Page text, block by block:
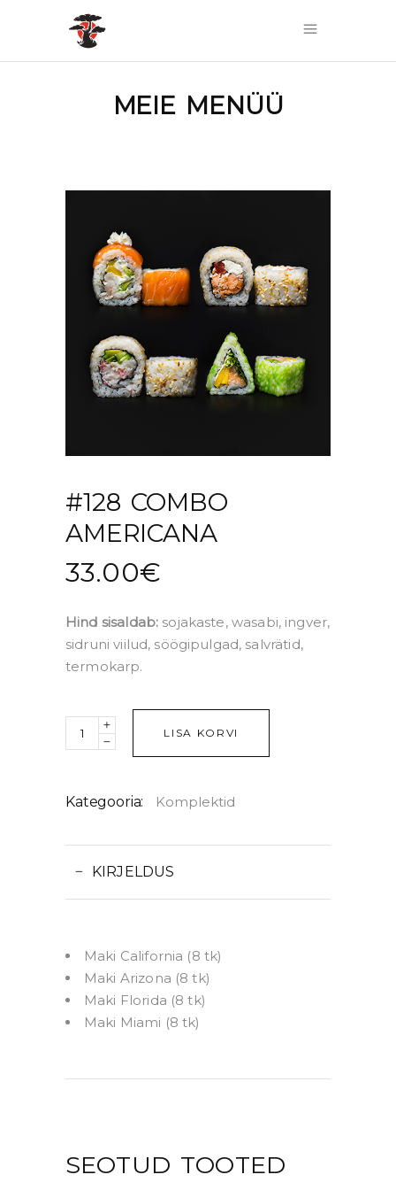
MEIE MENÜÜ
#128 COMBO
AMERICANA
33.00€
Hind sisaldab: sojakaste, wasabi, ingver,
sidruni viilud, söögipulgad, salvrätid,
termokarp.
Quantity LISA KORVI
Kategooria: Komplektid
KIRJELDUS
Maki California (8 tk)
Maki Arizona (8 tk)
Maki Florida (8 tk)
Maki Miami (8 tk)
SEOTUD TOOTED